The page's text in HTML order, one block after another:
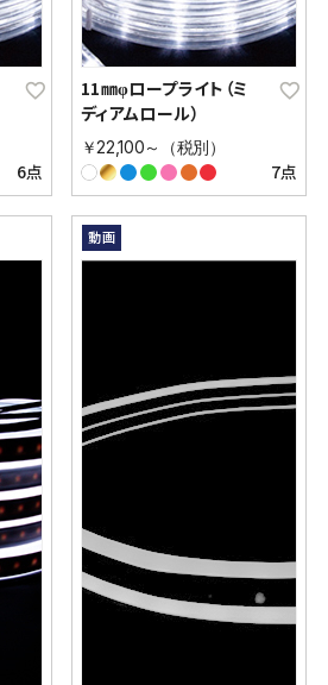
6点
11㎜φロープライト（ミ
ディアムロール）
￥22,100～（税別）
7点
動画